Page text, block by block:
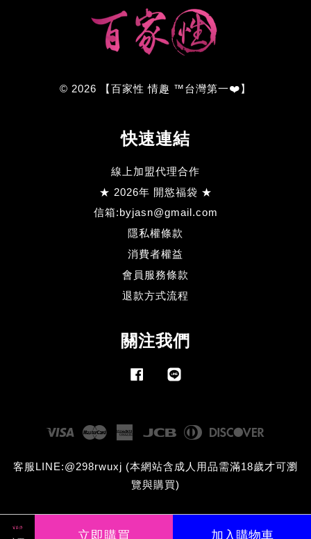
立即購買 加入購物車
© 2026 【百家性 情趣 ™台灣第一❤️】
快速連結
線上加盟代理合作
★ 2026年 開慾福袋 ★
信箱:byjasn@gmail.com
隱私權條款
消費者權益
會員服務條款
退款方式流程
關注我們
Facebook
Visa Master AmericanJCB
Diners
客服LINE:@298rwuxj (本網站含成人用品需滿18歲才可瀏
覽與購買)